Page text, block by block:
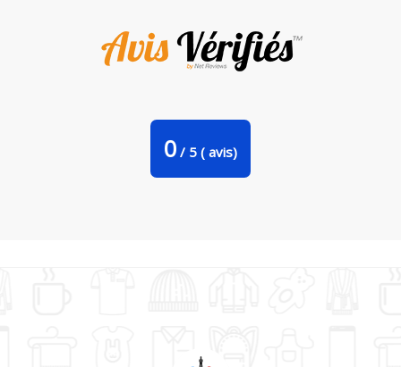
0 / 5 ( avis)